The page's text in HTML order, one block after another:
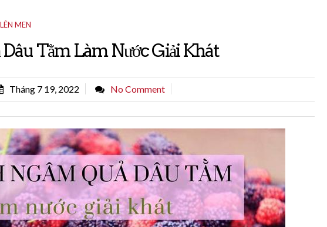
MEN
Tằm Làm Nước Giải Khát
Tháng 7 19, 2022 No Comment